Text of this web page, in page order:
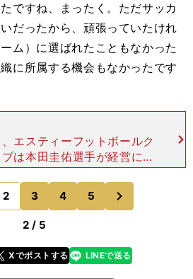
ですね、まったく。ただサッカ
だったから、頑張っていたけれ
ム）に選ばれたこともなかった
に所属する機会もなかったです
エスティーフットボールク
は本田圭佑選手が経営に関
有名ですね。「僕が入った
だったんですが、３年にな
にエステ
のページへ
2 3 4 5
のページへ
2 / 5
Xでポストする
line LINEで送る